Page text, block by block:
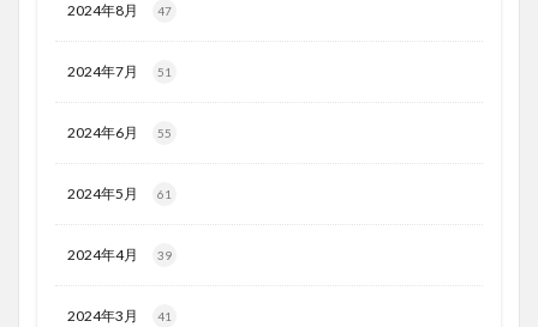
2024年8月 47
2024年7月 51
2024年6月 55
2024年5月 61
2024年4月 39
2024年3月 41